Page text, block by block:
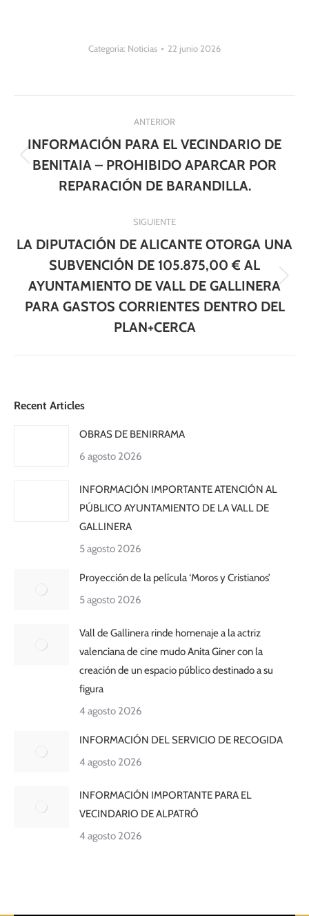
Categoría: Noticias 22 junio 2026
entre
publicaciones
ANTERIOR
Publicación
anterior:
INFORMACIÓN PARA EL VECINDARIO DE
BENITAIA – PROHIBIDO APARCAR POR
REPARACIÓN DE BARANDILLA.
SIGUIENTE
Publicación
siguiente:
LA DIPUTACIÓN DE ALICANTE OTORGA UNA
SUBVENCIÓN DE 105.875,00 € AL
AYUNTAMIENTO DE VALL DE GALLINERA
PARA GASTOS CORRIENTES DENTRO DEL
PLAN+CERCA
Recent Articles
OBRAS DE BENIRRAMA
6 agosto 2026
INFORMACIÓN IMPORTANTE ATENCIÓN AL
PÚBLICO AYUNTAMIENTO DE LA VALL DE
GALLINERA
5 agosto 2026
Proyección de la película ‘Moros y Cristianos’
5 agosto 2026
Vall de Gallinera rinde homenaje a la actriz
valenciana de cine mudo Anita Giner con la
creación de un espacio público destinado a su
figura
4 agosto 2026
INFORMACIÓN DEL SERVICIO DE RECOGIDA
4 agosto 2026
INFORMACIÓN IMPORTANTE PARA EL
VECINDARIO DE ALPATRÓ
4 agosto 2026